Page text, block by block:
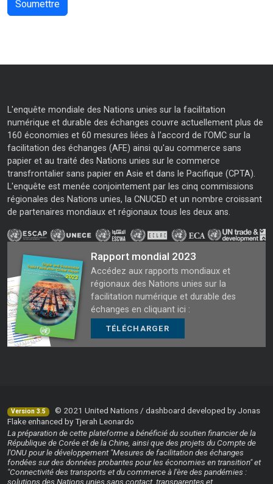
L'enquête mondiale des Nations unies sur la facilitation
numérique et durable des échanges couvre actuellement plus de
160 économies et 60 mesures liées à l'accord de l'OMC sur la
facilitation des échanges (AFE) ainsi qu'au commerce sans
papier et au traité des Nations unies sur le commerce
transfrontalier sans papier en Asie et dans le Pacifique (CPTA).
L'enquête est menée conjointement par les cinq commissions
régionales des Nations unies, la CNUCED et un nombre croissant
de partenaires mondiaux et régionaux tous les deux ans.
Rapport mondial 2023
Accédez aux rapports mondiaux et
régionaux des Nations unies sur la
facilitation numérique et durable des
échanges en cliquant ici :
TÉLÉCHARGER
Version 3.5
© 2021 United Nations / dashboard developed by Jonas
Flake enhanced by Tjerah Leonardo
La préparation de cette plateforme a bénéficié du soutien financier de la
République de Corée et de la Chine, ainsi que des projets du Compte de
l'ONU pour le développement "Mesures de facilitation des échanges
fondées sur des données probantes pour les économies en transition" et
"Connectivité des transports et du commerce à l'ère des pandémies :
solutions des Nations unies sans contact, transparentes et